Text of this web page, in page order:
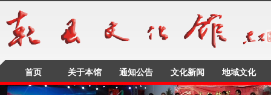
首页 关于本馆 通知公告 文化新闻 地域文化